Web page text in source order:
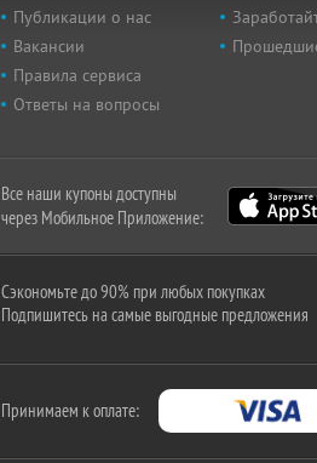
Публикации о нас
Вакансии
Правила сервиса
Ответы на вопросы
Все наши купоны доступны
через Мобильное Приложение:
Сэкономьте до 90% при любых покупках
Подпишитесь на самые выгодные предложения
Принимаем к оплате: